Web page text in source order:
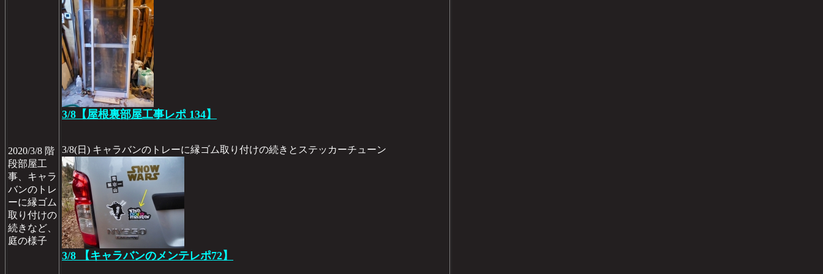
2020/3/8 階
段部屋工
事、キャラ
バンのトレ
ーに縁ゴム
取り付けの
続きなど、
庭の様子
3/8【屋根裏部屋工事レポ 134】
3/8(日) キャラバンのトレーに縁ゴム取り付けの続きとステッカーチューン
3/8 【キャラバンのメンテレポ72】